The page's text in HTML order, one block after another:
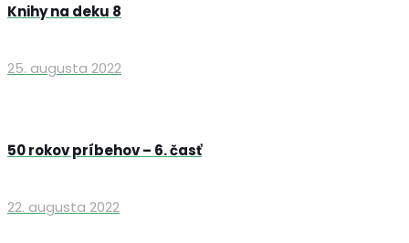
Knihy na deku 8
25. augusta 2022
50 rokov príbehov – 6. časť
22. augusta 2022